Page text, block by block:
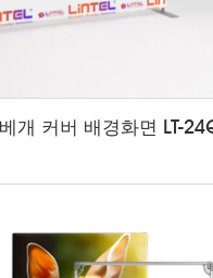
커버 배경화면 LT-